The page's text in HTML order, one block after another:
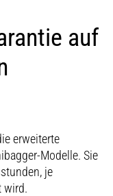
auf
erweiterte
Modelle. Sie
je
wird.